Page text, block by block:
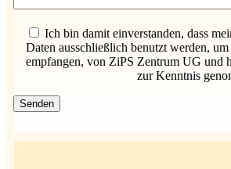
Bitte lasse dieses Feld leer.
Ich bin damit einverstanden, dass
Daten ausschließlich benutzt werden,
empfangen, von ZiPS Zentrum UG und
zur Kenntnis